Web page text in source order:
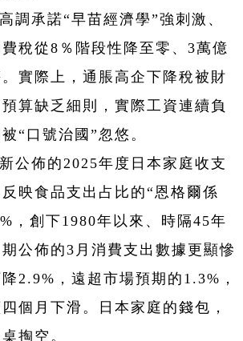
調承諾“早苗經濟學”強刺激、
稅從8％階段性降至零、3萬億
實際上，通脹高企下降稅被財
算缺乏細則，實際工資連續負
“口號治國”忽悠。
公佈的2025年度日本家庭收支
映食品支出占比的“恩格爾係
，創下1980年以來、時隔45年
公佈的3月消費支出數據更顯慘
2.9%，遠超市場預期的1.3%，
個月下滑。日本家庭的錢包，
掏空。